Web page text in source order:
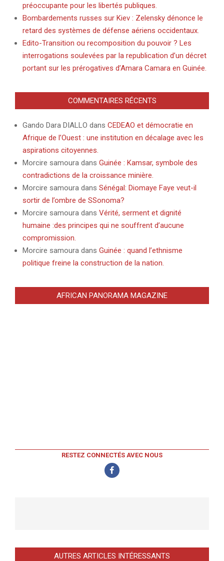
préoccupante pour les libertés publiques.
Bombardements russes sur Kiev : Zelensky dénonce le
retard des systèmes de défense aériens occidentaux.
Edito-Transition ou recomposition du pouvoir ? Les
interrogations soulevées par la republication d’un décret
portant sur les prérogatives d’Amara Camara en Guinée.
COMMENTAIRES RÉCENTS
Gando Dara DIALLO dans CEDEAO et démocratie en
Afrique de l’Ouest : une institution en décalage avec les
aspirations citoyennes.
Morcire samoura dans Guinée : Kamsar, symbole des
contradictions de la croissance minière.
Morcire samoura dans Sénégal: Diomaye Faye veut-il
sortir de l’ombre de SSonoma?
Morcire samoura dans Vérité, serment et dignité
humaine :des principes qui ne souffrent d’aucune
compromission.
Morcire samoura dans Guinée : quand l’ethnisme
politique freine la construction de la nation.
AFRICAN PANORAMA MAGAZINE
RESTEZ CONNECTÉS AVEC NOUS
AUTRES ARTICLES INTÉRESSANTS